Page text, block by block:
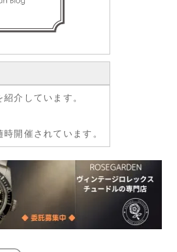
介しています。
開催されています。